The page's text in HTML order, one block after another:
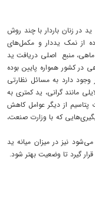
در زنان باردار با چند روش
از نمک‌ یددار و مکمل‌های
ماهی، منبع اصلی دریافت ید
در کشور همواره پایین بوده
دارد به مسائل نظارتی
مانند گرانی، ید کمتری به
از دیگر عوامل کاهش
که با وزارت صنعت،
نیز در میزان میانه ید
گیرد تا وضعیت بهتر شود.